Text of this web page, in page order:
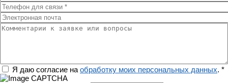
Телефон для связи
Электронная почта
Комментарии к заявке или вопросы
РегионЯ даю согласие на обработку моих персональных данных. *